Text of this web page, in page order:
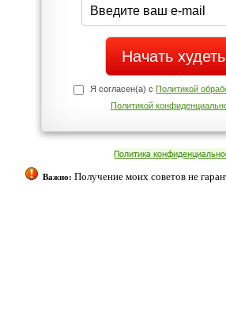
Телефоны службы поддержки
+7 (909) 421-77-27
cookies. Оставаясь с нами, вы
Согласен